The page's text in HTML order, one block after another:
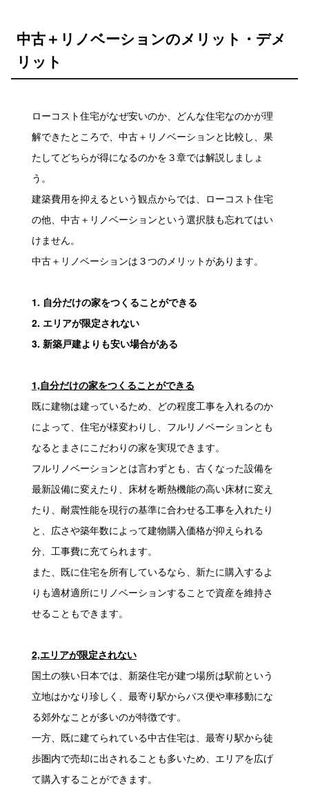
中古＋リノベーションのメリット・デメ
リット
ローコスト住宅がなぜ安いのか、どんな住宅なのかが理
解できたところで、中古＋リノベーションと比較し、果
たしてどちらが得になるのかを３章では解説しましょ
う。
建築費用を抑えるという観点からでは、ローコスト住宅
の他、中古＋リノベーションという選択肢も忘れてはい
けません。
中古＋リノベーションは３つのメリットがあります。
1. 自分だけの家をつくることができる
2. エリアが限定されない
3. 新築戸建よりも安い場合がある
1,自分だけの家をつくることができる
既に建物は建っているため、どの程度工事を入れるのか
によって、住宅が様変わりし、フルリノベーションとも
なるとまさにこだわりの家を実現できます。
フルリノベーションとは言わずとも、古くなった設備を
最新設備に変えたり、床材を断熱機能の高い床材に変え
たり、耐震性能を現行の基準に合わせる工事を入れたり
と、広さや築年数によって建物購入価格が抑えられる
分、工事費に充てられます。
また、既に住宅を所有しているなら、新たに購入するよ
りも適材適所にリノベーションすることで資産を維持さ
せることもできます。
2,エリアが限定されない
国土の狭い日本では、新築住宅が建つ場所は駅前という
立地はかなり珍しく、最寄り駅からバス便や車移動にな
る郊外なことが多いのが特徴です。
一方、既に建てられている中古住宅は、最寄り駅から徒
歩圏内で売却に出されることも多いため、エリアを広げ
て購入することができます。